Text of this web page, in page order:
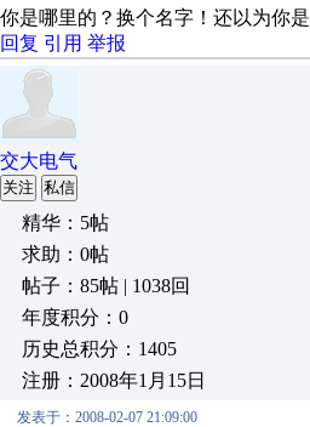
你是哪里的？换个名字！还以为你是
回复 引用 举报
交大电气
关注 私信
精华：5帖
求助：0帖
帖子：85帖 | 1038回
年度积分：0
历史总积分：1405
注册：2008年1月15日
发表于：2008-02-07 21:09:00